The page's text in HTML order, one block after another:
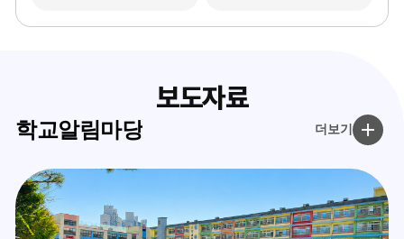
보도자료
학교알림마당 더보기